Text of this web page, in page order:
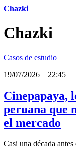
Chazki
Chazki
Casos de estudio
19/07/2026
22:45
Cinepapaya,
peruana que
el mercado
Casi una década